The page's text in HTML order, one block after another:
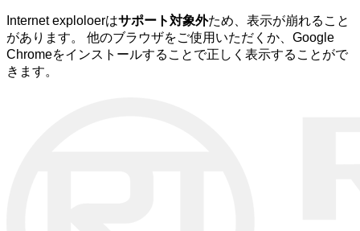
Internet exploloerはサポート対象外ため、表示が崩れること
があります。 他のブラウザをご使用いただくか、Google
Chromeをインストールすることで正しく表示することがで
きます。